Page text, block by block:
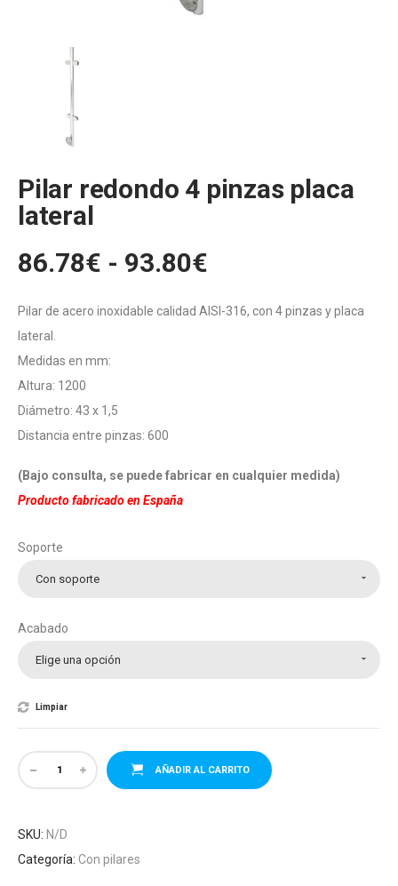
Pilar redondo 4 pinzas placa
lateral
86.78€ - 93.80€
precios:
Pilar de acero inoxidable calidad AISI-316, con 4 pinzas y placa
lateral.
Medidas en mm:
Altura: 1200
Diámetro: 43 x 1,5
Distancia entre pinzas: 600 ​
(Bajo consulta, se puede fabricar en cualquier medida)
Producto fabricado en España
Soporte
Con soporte
Acabado
Elige una opción
Limpiar
AÑADIR AL CARRITO
SKU: N/D
Categoría: Con pilares